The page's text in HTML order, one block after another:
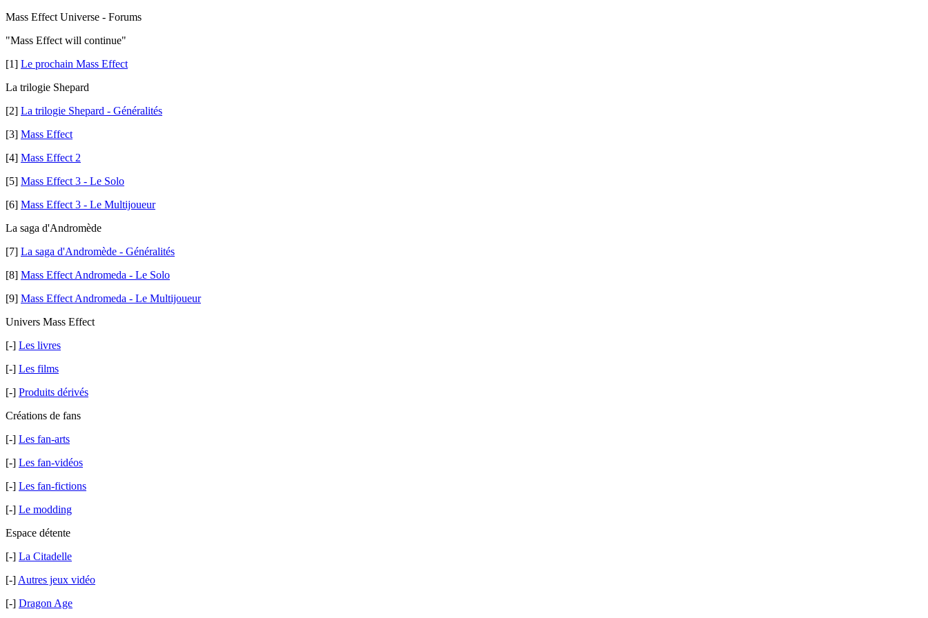
Mass Effect Universe - Forums
"Mass Effect will continue"
[1] Le prochain Mass Effect
La trilogie Shepard
[2] La trilogie Shepard - Généralités
[3] Mass Effect
[4] Mass Effect 2
[5] Mass Effect 3 - Le Solo
[6] Mass Effect 3 - Le Multijoueur
La saga d'Andromède
[7] La saga d'Andromède - Généralités
[8] Mass Effect Andromeda - Le Solo
[9] Mass Effect Andromeda - Le Multijoueur
Univers Mass Effect
[-] Les livres
[-] Les films
[-] Produits dérivés
Créations de fans
[-] Les fan-arts
[-] Les fan-vidéos
[-] Les fan-fictions
[-] Le modding
Espace détente
[-] La Citadelle
[-] Autres jeux vidéo
[-] Dragon Age